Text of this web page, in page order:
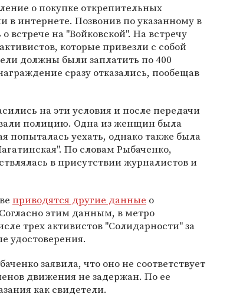
о покупке открепительных
интернете. Позвонив по указанному в
встрече на "Войковской". На встречу
которые привезли с собой
должны были заплатить по 400
сразу отказались, пообещав
на эти условия и после передачи
полицию. Одна из женщин была
попыталась уехать, однако также была
По словам Рыбаченко,
в присутствии журналистов и
приводятся другие данные о
этим данным, в метро
трех активистов "Солидарности" за
удостоверения.
заявила, что оно не соответствует
движения не задержан. По ее
как свидетели.